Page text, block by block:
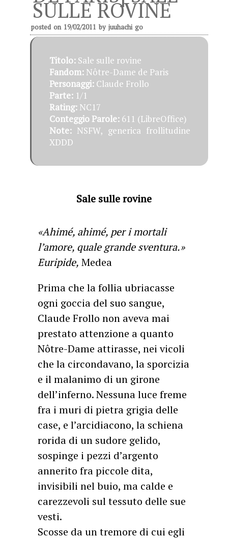
SULLE ROVINE
posted on 19/02/2011 by juuhachi go
Titolo: Sale sulle rovine
Fandom: Nôtre-Dame de Paris
Personaggi: Claude Frollo
Parte: 1/1
Rating: NC17
Conteggio Parole: 611 (LibreOffice)
Note: NSFW, generica frollitudine
XDDD
Sale sulle rovine
«Ahimé, ahimé, per i mortali
l’amore, quale grande sventura.»
Euripide, Medea
Prima che la follia ubriacasse
ogni goccia del suo sangue,
Claude Frollo non aveva mai
prestato attenzione a quanto
Nôtre-Dame attirasse, nei vicoli
che la circondavano, la sporcizia
e il malanimo di un girone
dell’inferno. Nessuna luce freme
fra i muri di pietra grigia delle
case, e l’arcidiacono, la schiena
rorida di un sudore gelido,
sospinge i pezzi d’argento
annerito fra piccole dita,
invisibili nel buio, ma calde e
carezzevoli sul tessuto delle sue
vesti.
Scosse da un tremore di cui egli